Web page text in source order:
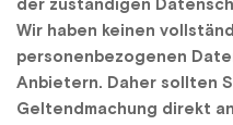
der zuständigen
Wir haben keinen
personenbezogenen
Anbietern. Daher sollten
Geltendmachung direkt